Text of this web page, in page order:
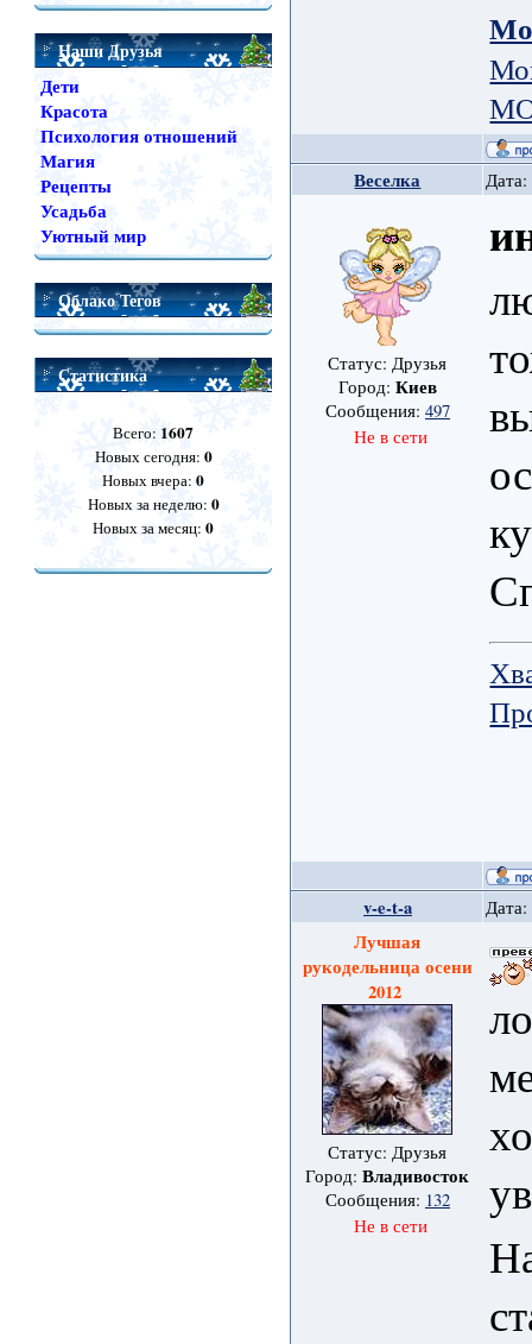
Наши Друзья
Дети
Красота
Психология отношений
Магия
Рецепты
Усадьба
Уютный мир
Облако Тегов
Статистика
Всего: 1607
Новых сегодня: 0
Новых вчера:0
Новых за неделю: 0
Новых за месяц:0
Веселка
Статус: Друзья
Город: Киев
Сообщения: 497
Не в сети
v-e-t-a
Лучшая
рукодельница осени
2012
Статус: Друзья
Город:Владивосток
Сообщения: 132
Не в сети